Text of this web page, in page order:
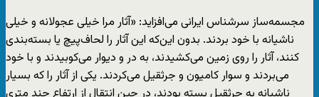
مجسمه‌ساز سرشناس ایرانی می‌افزاید: «آثار مرا خیلی عجولانه و خیلی
ناشیانه با خود بردند. بدون این‌که این آثار را لحاف‌پیچ یا بسته‌بندی
کنند، آثار را روی زمین می‌کشیدند، به در و دیوار می‌کوبیدند و با خود
می‌بردند و سوار کامیون و جرثقیل می‌کردند. یکی از آثار را که بسیار